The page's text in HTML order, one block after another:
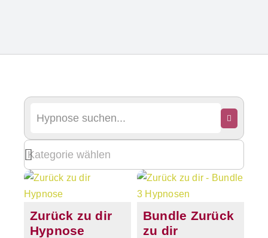
Zurück zu dir
Hypnose
Bundle Zurück
zu dir